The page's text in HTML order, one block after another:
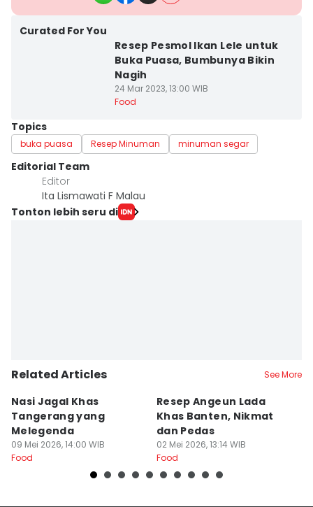
Curated For You
Resep Pesmol Ikan Lele untuk
Buka Puasa, Bumbunya Bikin
Nagih
24 Mar 2023, 13:00 WIB
Food
Topics
buka puasa Resep Minuman minuman segar
Editorial Team
Editor
Ita Lismawati F Malau
Tonton lebih seru di
Related Articles See More
Nasi Jagal Khas
Tangerang yang
Melegenda
09 Mei 2026, 14:00 WIB
Food
Resep Angeun Lada
Khas Banten, Nikmat
dan Pedas
02 Mei 2026, 13:14 WIB
Food